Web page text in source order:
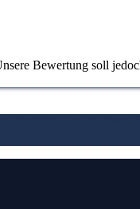
Bewertung soll